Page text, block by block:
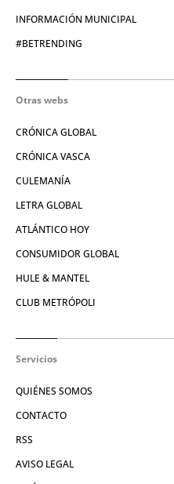
INFORMACIÓN MUNICIPAL
#BETRENDING
Otras webs
CRÓNICA GLOBAL
CRÓNICA VASCA
CULEMANÍA
LETRA GLOBAL
ATLÁNTICO HOY
CONSUMIDOR GLOBAL
HULE & MANTEL
CLUB METRÓPOLI
Servicios
QUIÉNES SOMOS
CONTACTO
RSS
AVISO LEGAL